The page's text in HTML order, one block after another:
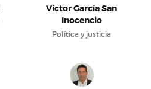
Víctor García San
Inocencio
Política y justicia